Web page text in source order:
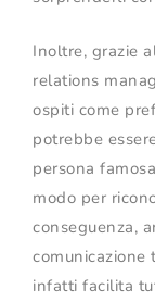
Inoltre, grazie
relations
ospiti come
potrebbe
persona
modo per
conseguenza,
comunicazione
infatti facilita